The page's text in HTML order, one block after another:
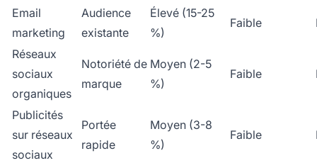
Email
marketing
Audience
existante
Élevé (15-25
%)
Faible
Réseaux
sociaux
organiques
Notoriété de
marque
Moyen (2-5
%)
Faible
Publicités
sur réseaux
sociaux
Portée
rapide
Moyen (3-8
%)
Faible